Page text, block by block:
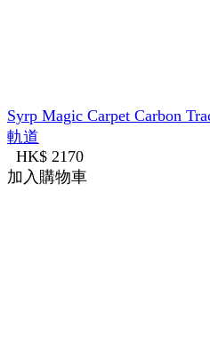
Syrp Magic Carpet Carbon
軌道
HK$ 2170
加入購物車